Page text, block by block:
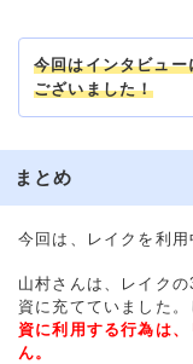
今回はインタビュ
ございました！
まとめ
今回は、レイクを利用
山村さんは、レイク
資に充てていました。
資に利用する行為は
ん。